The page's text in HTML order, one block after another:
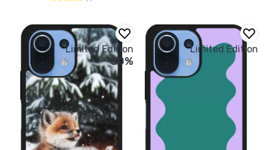
Limited Edition
-30%
Limited Edition